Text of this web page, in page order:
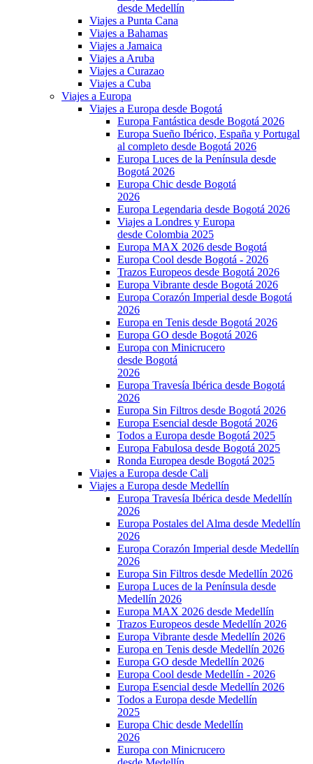
desde Medellín
Viajes a Punta Cana
Viajes a Bahamas
Viajes a Jamaica
Viajes a Aruba
Viajes a Curazao
Viajes a Cuba
Viajes a Europa
Viajes a Europa desde Bogotá
Europa Fantástica desde Bogotá 2026
Europa Sueño Ibérico, España y Portugal
al completo desde Bogotá 2026
Europa Luces de la Península desde
Bogotá 2026
Europa Chic desde Bogotá
2026
Europa Legendaria desde Bogotá 2026
Viajes a Londres y Europa
desde Colombia 2025
Europa MAX 2026 desde Bogotá
Europa Cool desde Bogotá - 2026
Trazos Europeos desde Bogotá 2026
Europa Vibrante desde Bogotá 2026
Europa Corazón Imperial desde Bogotá
2026
Europa en Tenis desde Bogotá 2026
Europa GO desde Bogotá 2026
Europa con Minicrucero
desde Bogotá
2026
Europa Travesía Ibérica desde Bogotá
2026
Europa Sin Filtros desde Bogotá 2026
Europa Esencial desde Bogotá 2026
Todos a Europa desde Bogotá 2025
Europa Fabulosa desde Bogotá 2025
Ronda Europea desde Bogotá 2025
Viajes a Europa desde Cali
Viajes a Europa desde Medellín
Europa Travesía Ibérica desde Medellín
2026
Europa Postales del Alma desde Medellín
2026
Europa Corazón Imperial desde Medellín
2026
Europa Sin Filtros desde Medellín 2026
Europa Luces de la Península desde
Medellín 2026
Europa MAX 2026 desde Medellín
Trazos Europeos desde Medellín 2026
Europa Vibrante desde Medellín 2026
Europa en Tenis desde Medellín 2026
Europa GO desde Medellín 2026
Europa Cool desde Medellín - 2026
Europa Esencial desde Medellín 2026
Todos a Europa desde Medellín
2025
Europa Chic desde Medellín
2026
Europa con Minicrucero